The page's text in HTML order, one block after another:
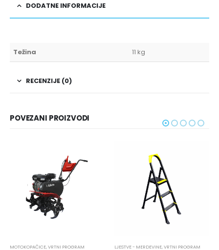
DODATNE INFORMACIJE
Težina 11 kg
RECENZIJE (0)
POVEZANI PROIZVODI
MOTOKOPAČICE,VRTNI PROGRAM LJESTVE - MERDEVINE,VRTNI PROGRAM